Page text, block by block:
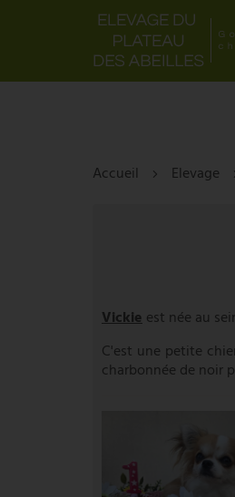
Accueil Elevage
Vickieest née au
C'est une petite
charbonnée de noir